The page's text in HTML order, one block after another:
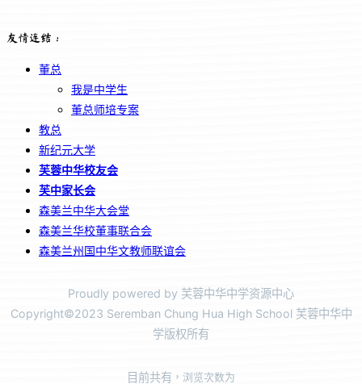
友情连结：
董总
我是中学生
董总师培专案
教总
新纪元大学
芙蓉中华校友会
芙中家长会
森美兰中华大会堂
森美兰华校董事联合会
森美兰州国中华文教师联谊会
Proudly powered by 芙蓉中华中学资源中心
Copyright©2023 Seremban Chung Hua High School 芙蓉中华中
学版权所有
目前共有 ，浏览次数为